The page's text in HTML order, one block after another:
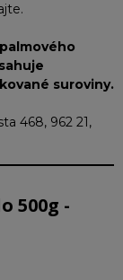
suroviny.
468, 962 21,
500g -